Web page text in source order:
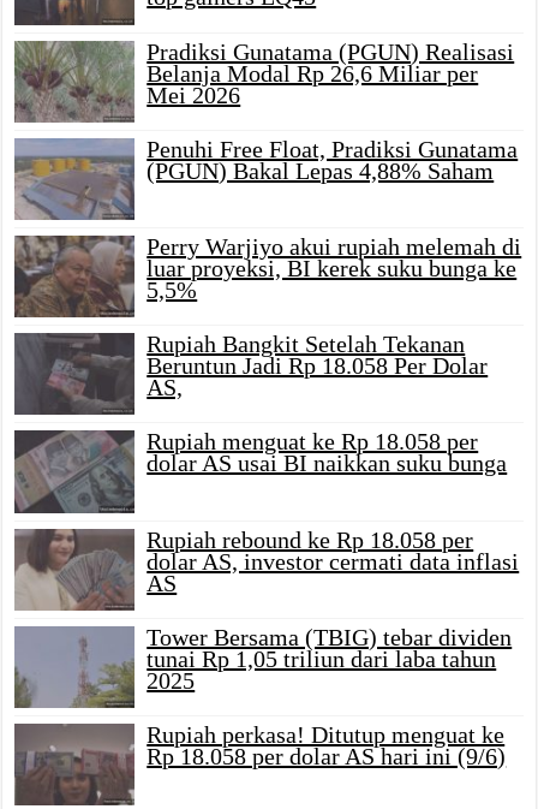
Pradiksi Gunatama (PGUN) Realisasi
Belanja Modal Rp 26,6 Miliar per
Mei 2026
Penuhi Free Float, Pradiksi Gunatama
(PGUN) Bakal Lepas 4,88% Saham
Perry Warjiyo akui rupiah melemah di
luar proyeksi, BI kerek suku bunga ke
5,5%
Rupiah Bangkit Setelah Tekanan
Beruntun Jadi Rp 18.058 Per Dolar
AS,
Rupiah menguat ke Rp 18.058 per
dolar AS usai BI naikkan suku bunga
Rupiah rebound ke Rp 18.058 per
dolar AS, investor cermati data inflasi
AS
Tower Bersama (TBIG) tebar dividen
tunai Rp 1,05 triliun dari laba tahun
2025
Rupiah perkasa! Ditutup menguat ke
Rp 18.058 per dolar AS hari ini (9/6)